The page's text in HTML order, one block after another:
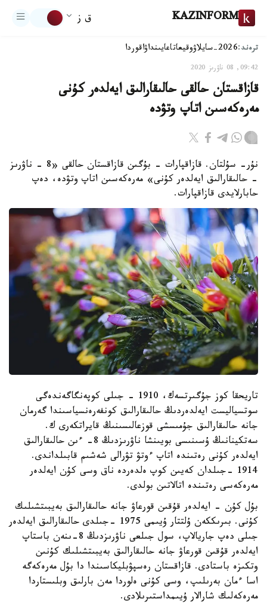
KAZINFORM ق ز
ترەند:2026-سايلاۋ وقيعاتاعايىنداۋاقوردا
09:42, 08 ناۋرىز 2020
قازاقستان حالقى حالىقارالىق ايەلدەر كۇنى
مەرەكەسىن اتاپ وتۋدە
نۇر- سۇلتان. قازاقپارات - بۇگىن قازاقستان حالقى «8 - ناۋرىز
- حالىقارالىق ايەلدەر كۇنى» مەرەكەسىن اتاپ وتۋدە، دەپ
حابارلايدى قازاقپارات.
تاريحقا كوز جۇگىرتسەك، 1910 - جىلى كوپەنگاگەندەگى
سوتسياليست ايەلدەردىڭ حالىقارالىق كونفەرەنسياسىندا گەرمان
جانە حالىقارالىق جۇمىسشى قوزعالىسىنىڭ قايراتكەرى ك.
سەتكينانىڭ ۇسىنىسى بويىنشا ناۋرىزدىڭ 8- ءىن حالىقارالىق
ايەلدەر كۇنى رەتىندە اتاپ ءوتۋ تۋرالى شەشىم قابىلداندى.
1914 -جىلدان كەيىن كوپ ەلدەردە ناق وسى كۇن ايەلدەر
مەرەكەسى رەتىندە اتالاتىن بولدى.
بۇل كۇن - ايەلدەر قۇقىن قورعاۋ جانە حالىقارالىق بەيبىتشىلىك
كۇنى. بىرىككەن ۇلتتار ۇيىمى 1975 -جىلدى حالىقارالىق ايەلدەر
جىلى دەپ جاريالاپ، سول جىلعى ناۋرىزدىڭ 8-ىنەن باستاپ
ايەلدەر قۇقىن قورعاۋ جانە حالىقارالىق بەيبىتشىلىك كۇنىن
وتكىزە باستادى. قازاقستان رەسپۋبليكاسىندا دا بۇل مەرەكەگە
اسا ءمان بەرىلىپ، وسى كۇنى ەلوردا مەن بارلىق وبلىستاردا
مەرەكەلىك شارالار ۇيىمداستىرىلادى.